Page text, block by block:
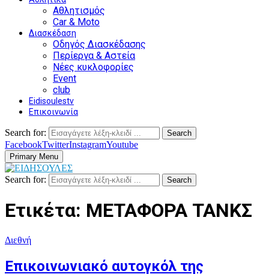
Αθλητισμός
Car & Moto
Διασκέδαση
Οδηγός Διασκέδασης
Περίεργα & Αστεία
Νέες κυκλοφορίες
Event
club
Eidisoulestv
Επικοινωνία
Search for: Search
FacebookTwitterInstagramYoutube
Primary Menu
Search for: Search
Ετικέτα: ΜΕΤΑΦΟΡΑ ΤΑΝΚΣ
Διεθνή
Επικοινωνιακό αυτογκόλ της